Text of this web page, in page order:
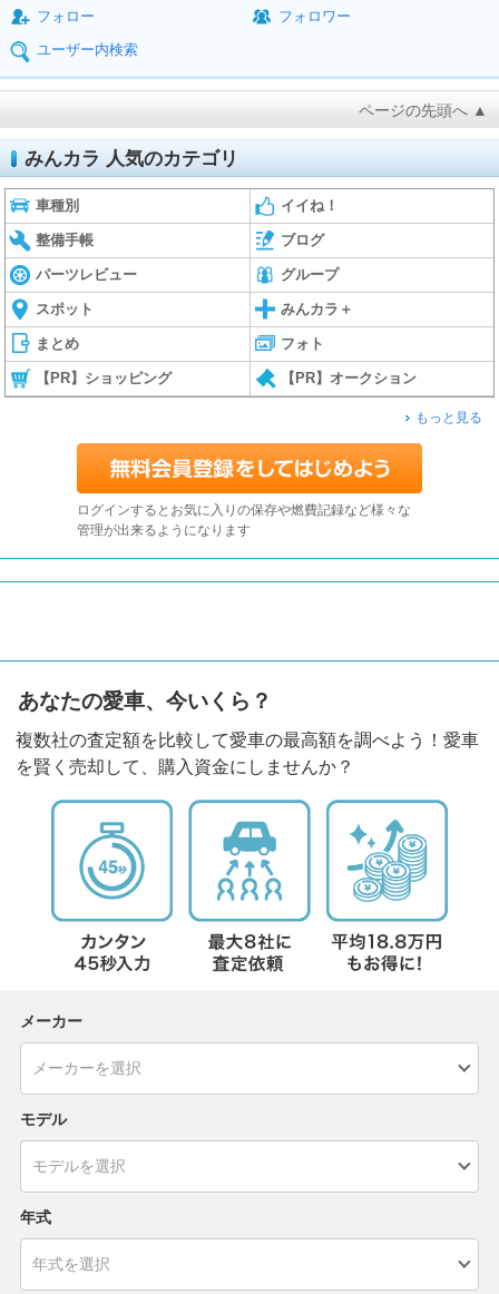
フォロー
フォロワー
ユーザー内検索
ページの先頭へ ▲
みんカラ 人気のカテゴリ
車種別 イイね！
整備手帳 ブログ
パーツレビュー グループ
スポット みんカラ＋
まとめ フォト
【PR】ショッピング 【PR】オークション
もっと見る
ログインするとお気に入りの保存や燃費記録など様々な
管理が出来るようになります
あなたの愛車、今いくら？
複数社の査定額を比較して愛車の最高額を調べよう！愛車
を賢く売却して、購入資金にしませんか？
メーカー
モデル
年式